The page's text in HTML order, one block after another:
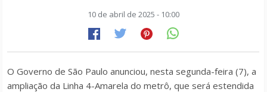
10 de abril de 2025 - 10:00
O Governo de São Paulo anunciou, nesta segunda-feira (7), a
ampliação da Linha 4-Amarela do metrô, que será estendida